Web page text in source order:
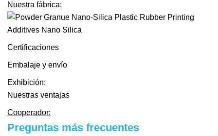
Nuestra fábrica:
Certificaciones
Embalaje y envío
Exhibición:
Nuestras ventajas
Cooperador:
Preguntas más frecuentes